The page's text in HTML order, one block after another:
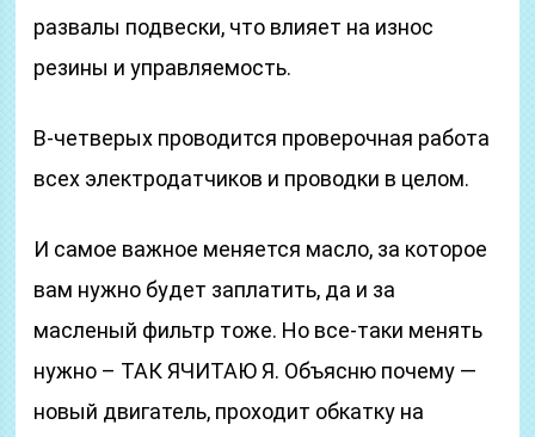
развалы подвески, что влияет на износ
резины и управляемость.
В-четверых проводится проверочная работа
всех электродатчиков и проводки в целом.
И самое важное меняется масло, за которое
вам нужно будет заплатить, да и за
масленый фильтр тоже. Но все-таки менять
нужно – ТАК ЯЧИТАЮ Я. Объясню почему —
новый двигатель, проходит обкатку на